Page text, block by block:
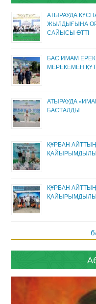
АТЫРАУДА
ЖЫЛДЫҒЫНА
САЙЫСЫ ӨТТІ
БАС ИМАМ
МЕРЕКЕМЕН
АТЫРАУДА
БАСТАЛДЫ
ҚҰРБАН
ҚҰРБАН АЙТТЫҢ